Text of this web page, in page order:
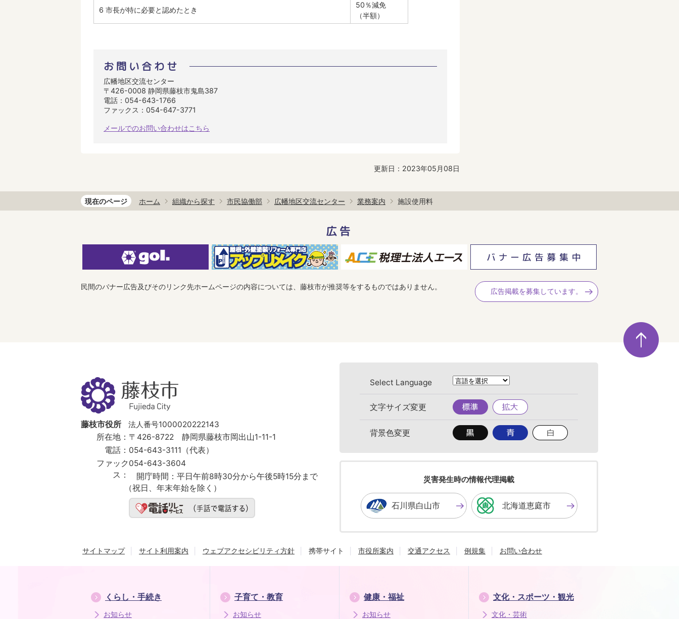
6 市長が特に必要と認めたとき
50％減免
（半額）
お問い合わせ
広幡地区交流センター
〒426-0008 静岡県藤枝市鬼島387
電話：054-643-1766
ファックス：054-647-3771
メールでのお問い合わせはこちら
更新日：2023年05月08日
現在のページ ホーム 組織から探す 市民協働部 広幡地区交流センター 業務案内 施設使用料
広告
民間のバナー広告及びそのリンク先ホームページの内容については、藤枝市が推奨等をするものではありません。
広告掲載を募集しています。
ペ
ー
ジ
の
藤
枝
市
Fujieda
City
藤枝市役所
法人番号1000020222143
所在地： 〒426-8722 静岡県藤枝市岡出山1-11-1
電話： 054-643-3111（代表）
ファック
ス：
054-643-3604
開庁時間： 平日午前8時30分から午後5時15分まで
（祝日、年末年始を除く）
Select Language
文字サイズ変更
標
準
拡
大
背景色変更
背
景
色
す
る
背
景
色
る
背
景
る
災害発生時の情報代理掲載
石川県白山市 北海道恵庭市
サイトマップ サイト利用案内 ウェブアクセシビリティ方針 携帯サイト 市役所案内 交通アクセス 例規集 お問い合わせ
くらし・手続き
お知らせ
子育て・教育
お知らせ
健康・福祉
お知らせ
文化・スポーツ・観光
文化・芸術